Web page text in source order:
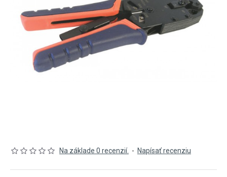
Na základe 0 recenzií. - Napísať recenziu